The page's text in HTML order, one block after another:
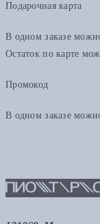
Подарочная карта
В одном заказе
Остаток по карте
Промокод
В одном заказе